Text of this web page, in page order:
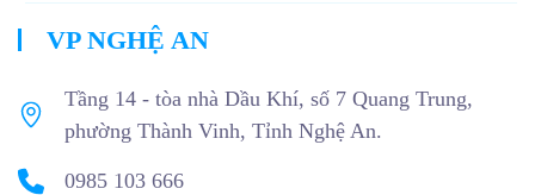
VP NGHỆ AN
Tầng 14 - tòa nhà Dầu Khí, số 7 Quang Trung,
phường Thành Vinh, Tỉnh Nghệ An.
0985 103 666